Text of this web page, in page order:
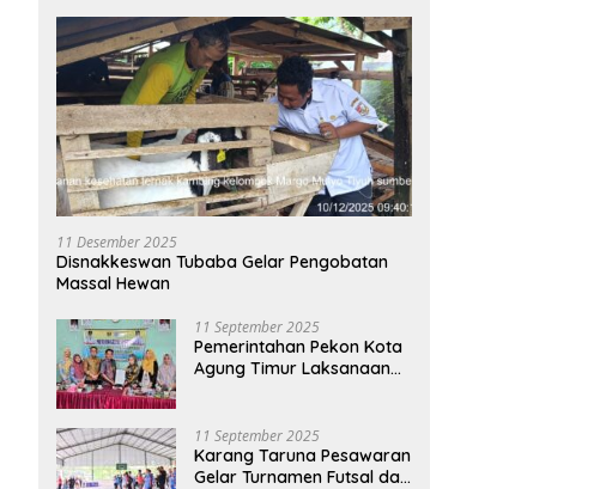
11 Desember 2025
Disnakkeswan Tubaba Gelar Pengobatan
Massal Hewan
11 September 2025
Pemerintahan Pekon Kota
Agung Timur Laksanaan
2026
11 September 2025
Karang Taruna Pesawaran
Gelar Turnamen Futsal dan